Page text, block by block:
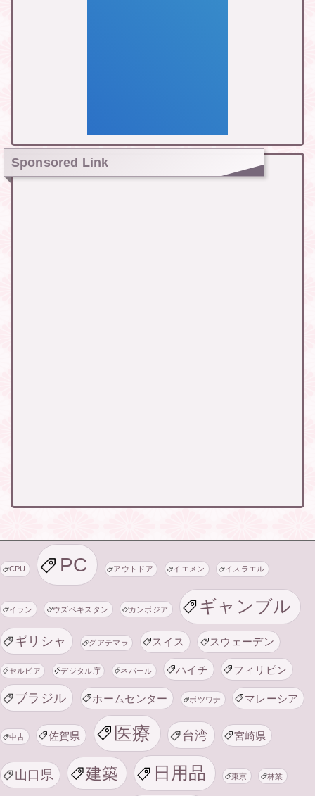
Sponsored Link
CPU PC アウトドア イエメン イスラエル
イラン ウズベキスタン カンボジア ギャンブル
ギリシャ グアテマラ スイス スウェーデン
セルビア デジタル庁 ネパール ハイチ フィリピン
ブラジル ホームセンター ボツワナ マレーシア
中古 佐賀県 医療 台湾 宮崎県
山口県 建築 日用品 東京 林業